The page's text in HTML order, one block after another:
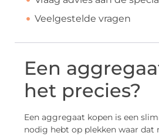
Veelgestelde vragen
Een
het precies?
Een aggregaat kopen is een
nodig hebt op plekken waar dat